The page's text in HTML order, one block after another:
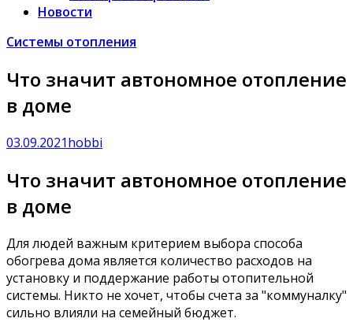
Новости
Системы отопления
Что значит автономное отопление
в доме
03.09.2021hobbi
Что значит автономное отопление
в доме
Для людей важным критерием выбора способа
обогрева дома является количество расходов на
установку и поддержание работы отопительной
системы. Никто не хочет, чтобы счета за "коммуналку"
сильно влияли на семейный бюджет.